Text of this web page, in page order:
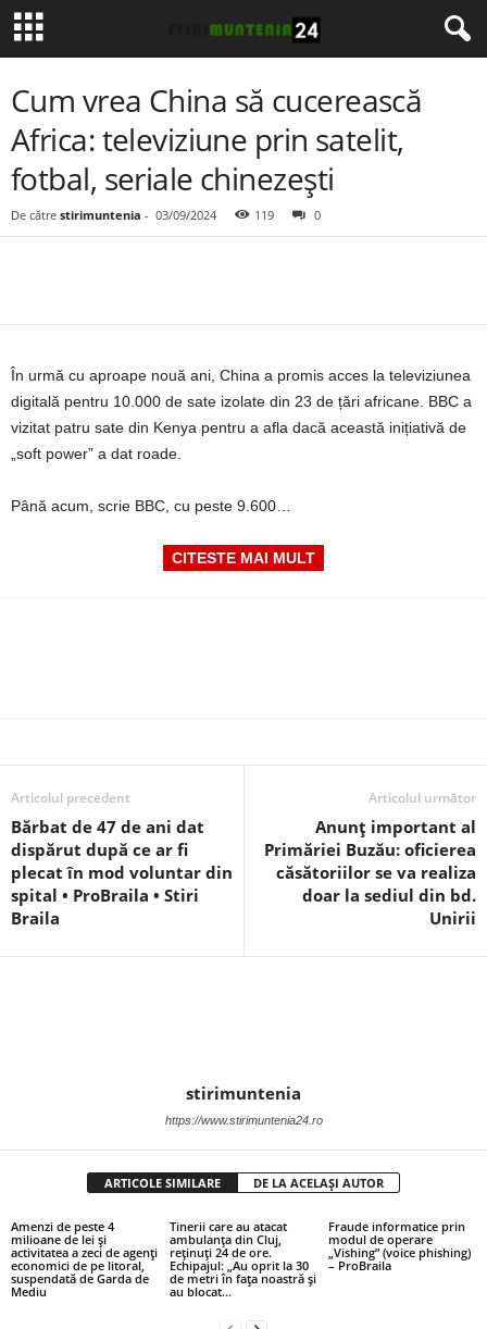
Cum vrea China să cucerească
Africa: televiziune prin satelit,
fotbal, seriale chinezești
De către stirimuntenia - 03/09/2024 119 0
În urmă cu aproape nouă ani, China a promis acces la televiziunea
digitală pentru 10.000 de sate izolate din 23 de țări africane. BBC a
vizitat patru sate din Kenya pentru a afla dacă această inițiativă de
„soft power” a dat roade.
Până acum, scrie BBC, cu peste 9.600…
CITESTE MAI MULT
Articolul precedent
Bărbat de 47 de ani dat
dispărut după ce ar fi
plecat în mod voluntar din
spital • ProBraila • Stiri
Braila
Articolul următor
Anunț important al
Primăriei Buzău: oficierea
căsătoriilor se va realiza
doar la sediul din bd.
Unirii
stirimuntenia
https://www.stirimuntenia24.ro
ARTICOLE SIMILARE DE LA ACELAȘI AUTOR
Amenzi de peste 4
milioane de lei şi
activitatea a zeci de agenţi
economici de pe litoral,
suspendată de Garda de
Mediu
Tinerii care au atacat
ambulanța din Cluj,
reținuți 24 de ore.
Echipajul: „Au oprit la 30
de metri în fața noastră și
au blocat...
Fraude informatice prin
modul de operare
„Vishing” (voice phishing)
– ProBraila